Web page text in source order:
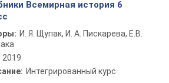
Всемирная история 6
И. Я. Щупак, И. А. Пискарева, Е.В.
2019
Интегрированный курс